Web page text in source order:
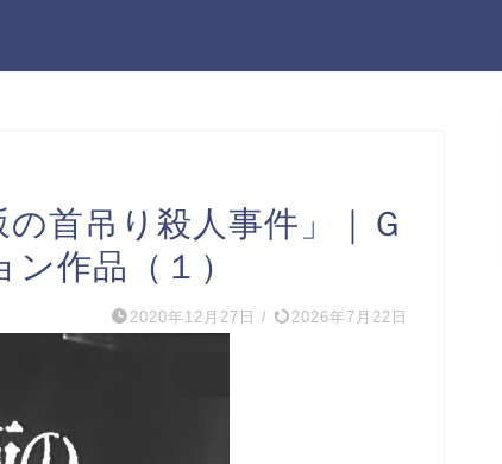
首吊り殺人事件」｜Ｇ
作品（１）
2020年12月27日 / 2026年7月22日